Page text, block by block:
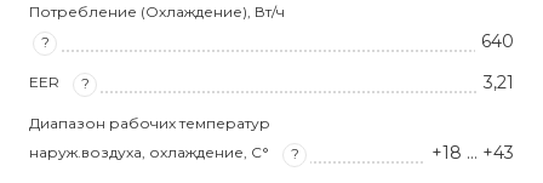
Потребление (Охлаждение), Вт/ч
?
640
EER ? 3,21
Диапазон рабочих температур
наруж.воздуха, охлаждение, С°
? +18 … +43